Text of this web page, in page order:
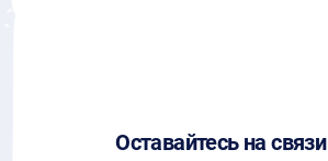
Оставайтесь на связи